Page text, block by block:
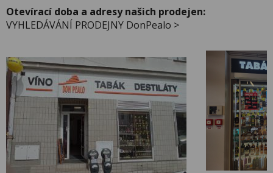
Otevírací doba a adresy našich prodejen:
VYHLEDÁVÁNÍ PRODEJNY DonPealo >